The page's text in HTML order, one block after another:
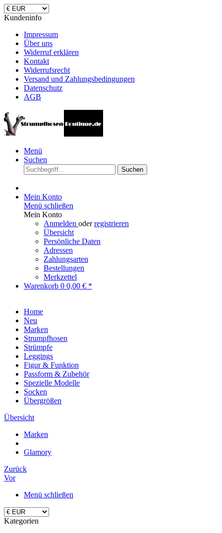
Kundeninfo
Impressum
Über uns
Widerruf erklären
Kontakt
Widerrufsrecht
Versand und Zahlungsbedingungen
Datenschutz
AGB
Menü
Suchen
Suchen
Mein Konto
Menü schließen
Mein Konto
Anmelden oderregistrieren
Übersicht
Persönliche Daten
Adressen
Zahlungsarten
Bestellungen
Merkzettel
Warenkorb 0 0,00 € *
Home
Neu
Marken
Strumpfhosen
Strümpfe
Leggings
Figur & Funktion
Passform & Zubehör
Spezielle Modelle
Socken
Übergrößen
Übersicht
Marken
Glamory
Zurück
Vor
Menü schließen
Kategorien